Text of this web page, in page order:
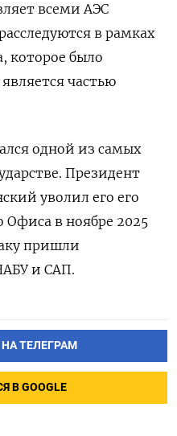
всеми АЭС
в рамках
которое было
частью
одной из самых
Президент
уволил его его
Офиса в ноябре 2025
пришли
и САП.
ТЕЛЕГРАМ
В GOOGLE